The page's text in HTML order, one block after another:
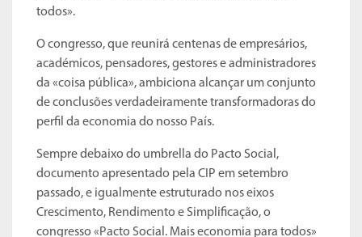
todos».
O congresso, que reunirá centenas de empresários,
académicos, pensadores, gestores e administradores
da «coisa pública», ambiciona alcançar um conjunto
de conclusões verdadeiramente transformadoras do
perfil da economia do nosso País.
Sempre debaixo do umbrella do Pacto Social,
documento apresentado pela CIP em setembro
passado, e igualmente estruturado nos eixos
Crescimento, Rendimento e Simplificação, o
congresso «Pacto Social. Mais economia para todos»